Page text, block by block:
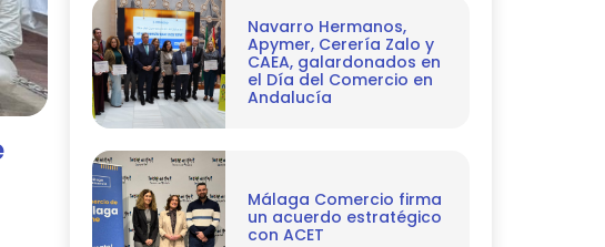
Navarro Hermanos,
Apymer, Cerería Zalo y
CAEA, galardonados en
el Día del Comercio en
Andalucía
Málaga Comercio firma
un acuerdo estratégico
con ACET